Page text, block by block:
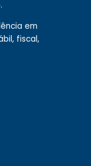
em
fiscal,